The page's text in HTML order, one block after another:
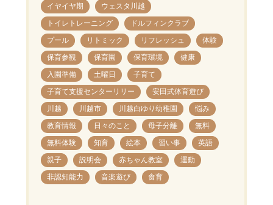
イヤイヤ期
ウェスタ川越
トイレトレーニング
ドルフィンクラブ
プール
リトミック リフレッシュ
体験
保育参観
保育園 保育環境
健康
入園準備
土曜日
子育て
子育て支援センターリリー
安田式体育遊び
川越
川越市 川越白ゆり幼稚園
悩み
教育情報
日々のこと 母子分離
無料
無料体験
知育 絵本 習い事
英語
親子
説明会 赤ちゃん教室
運動
非認知能力
音楽遊び 食育